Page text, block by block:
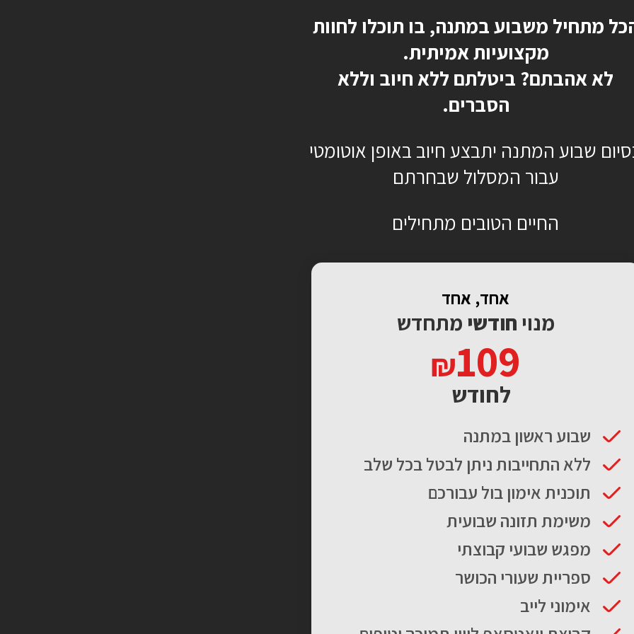
מתחיל משבוע במתנה, בו תוכלו לחוות
מקצועיות אמיתית.
לא אהבתם? ביטלתם ללא חיוב וללא
הסברים.
שבוע המתנה יתבצע חיוב באופן אוטומטי
עבור המסלול שבחרתם
החיים הטובים מתחילים
אחד, אחד
מנוי חודשי מתחדש
109
לחודש
שבוע ראשון במתנה
ללא התחייבות ניתן לבטל בכל שלב
תוכנית אימון בול עבורכם
משימת תזונה שבועית
מפגש שבועי קבוצתי
ספריית שעורי הכושר
אימוני לייב